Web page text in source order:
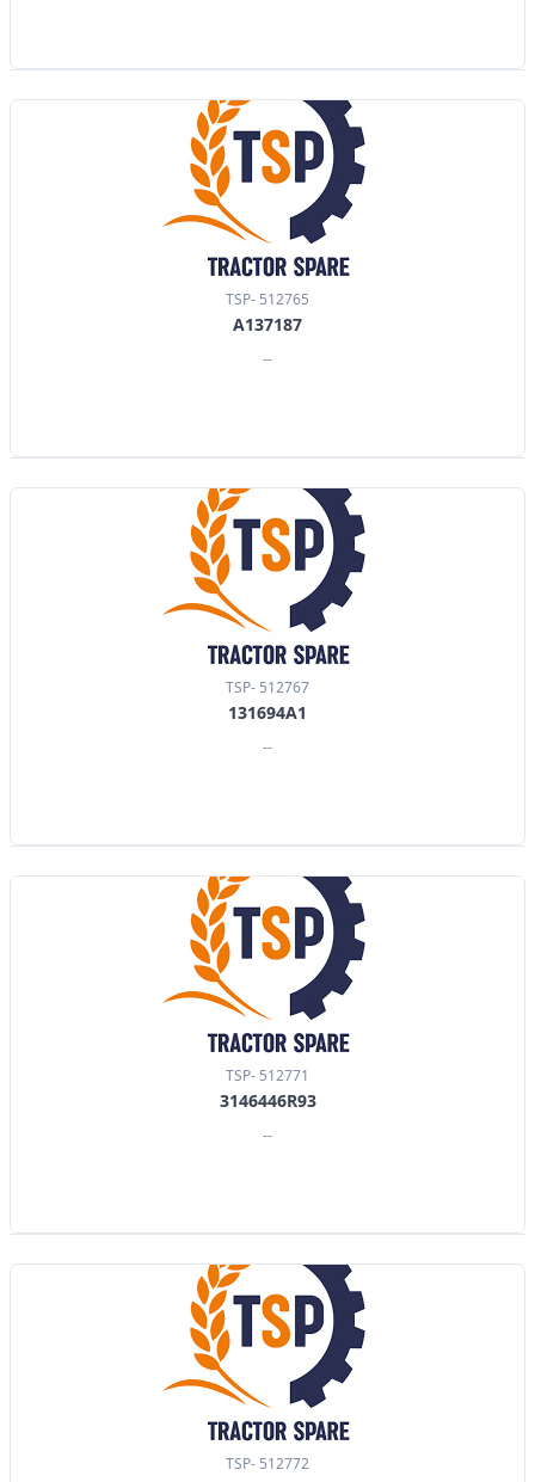
TSP- 512765
A137187
--
TSP- 512767
131694A1
--
TSP- 512771
3146446R93
--
TSP- 512772